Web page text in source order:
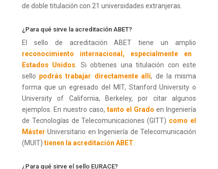
de doble titulación con 21 universidades extranjeras.
¿Para qué sirve la acreditación ABET?
El sello de acreditación ABET tiene un amplio
reconocimiento internacional, especialmente en
Estados Unidos . Si obtienes una titulación con este
sello podrás trabajar directamente allí, de la misma
forma que un egresado del MIT, Stanford University o
University of California, Berkeley, por citar algunos
ejemplos. En nuestro caso, tanto el Grado en Ingeniería
de Tecnologías de Telecomunicaciones (GITT) como el
Máster Universitario en Ingeniería de Telecomunicación
(MUIT) tienen la acreditación ABET
¿Para qué sirve el sello EURACE?